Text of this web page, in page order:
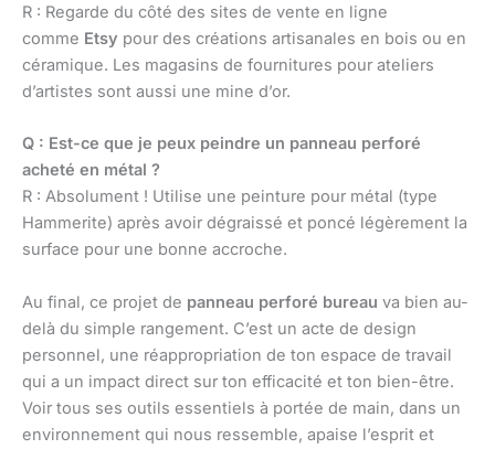
R : Regarde du côté des sites de vente en ligne
comme Etsy pour des créations artisanales en bois ou en
céramique. Les magasins de fournitures pour ateliers
d’artistes sont aussi une mine d’or.
Q : Est-ce que je peux peindre un panneau perforé
acheté en métal ?
R : Absolument ! Utilise une peinture pour métal (type
Hammerite) après avoir dégraissé et poncé légèrement la
surface pour une bonne accroche.
Au final, ce projet de panneau perforé bureau va bien au-
delà du simple rangement. C’est un acte de design
personnel, une réappropriation de ton espace de travail
qui a un impact direct sur ton efficacité et ton bien-être.
Voir tous ses outils essentiels à portée de main, dans un
environnement qui nous ressemble, apaise l’esprit et